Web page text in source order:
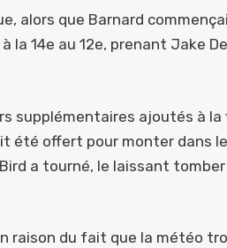
alors que Barnard
14e au 12e, prenant Jake
supplémentaires ajoutés à la
été offert pour monter dans
a tourné, le laissant tomber
du fait que la météo